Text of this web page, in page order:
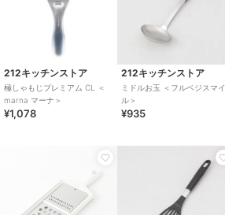
212キッチンストア
極しゃもじプレミアム CL ＜
marna マーナ＞
¥1,078
212キッチンストア
ミドルお玉 ＜フルベジスマイ
ル＞
¥935